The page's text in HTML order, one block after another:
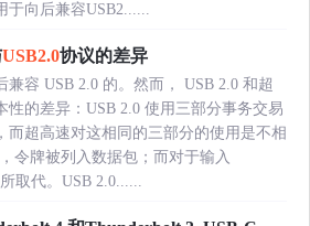
于向后兼容USB2......
USB2.0协议的差异
容 USB 2.0 的。然而， USB 2.0 和超
性的差异：USB 2.0 使用三部分事务交易
而超高速对这相同的三部分的使用是不相
令牌被列入数据包；而对于输入
取代。USB 2.0......